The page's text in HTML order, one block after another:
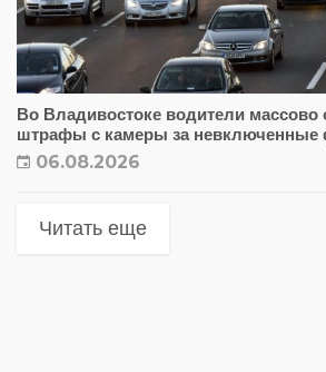
Во Владивостоке водители массово
штрафы с камеры за
06.08.2026
Читать еще